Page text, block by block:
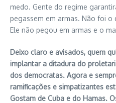
medo. Gente do regime
pegassem em armas. Não foi o
Ele não pegou em armas e o
Deixo claro e avisados, quem
implantar a ditadura do
dos democratas. Agora e
ramificações e simpatizantes
Gostam de Cuba e do Hamas.